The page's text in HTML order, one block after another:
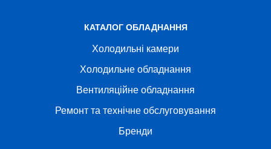
КАТАЛОГ ОБЛАДНАННЯ
Холодильні камери
Холодильне обладнання
Вентиляційне обладнання
Ремонт та технічне обслуговування
Бренди